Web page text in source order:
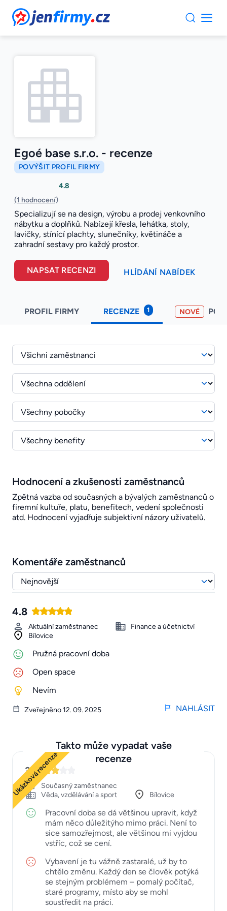
JenFirmy.cz
Egoé base s.r.o. - recenze
POVÝŠIT PROFIL FIRMY
4.8
(1 hodnocení)
Specializují se na design, výrobu a prodej venkovního
nábytku a doplňků. Nabízejí křesla, lehátka, stoly,
lavičky, stínící plachty, slunečníky, květináče a
zahradní sestavy pro každý prostor.
NAPSAT RECENZI HLÍDÁNÍ NABÍDEK
PROFIL FIRMY RECENZE 1 NOVÉ
Hodnocení a zkušenosti zaměstnanců
Zpětná vazba od současných a bývalých zaměstnanců o
firemní kultuře, platu, benefitech, vedení společnosti
atd. Hodnocení vyjadřuje subjektivní názory uživatelů.
Komentáře zaměstnanců
4.8
Aktuální zaměstnanec
Finance a účetnictví
Bílovice
Pružná pracovní doba
Open space
Nevím
Zveřejněno 12. 09. 2025 NAHLÁSIT
Takto může vypadat vaše
recenze
Ukázková recenze
3
Současný zaměstnanec
Věda, vzdělávání a sport
Bílovice
Pracovní doba se dá většinou upravit, když
mám něco důležitýho mimo práci. Není to
sice samozřejmost, ale většinou mi vyjdou
vstříc, což se cení.
Vybavení je tu vážně zastaralé, už by to
chtělo změnu. Každý den se člověk potýká
se stejným problémem – pomalý počítač,
staré programy, místo aby se mohl
soustředit na práci.